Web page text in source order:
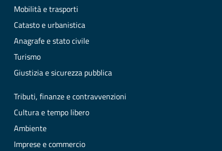
Mobilità e trasporti
Catasto e urbanistica
Anagrafe e stato civile
Turismo
Giustizia e sicurezza pubblica
Tributi, finanze e contravvenzioni
Cultura e tempo libero
Ambiente
Imprese e commercio